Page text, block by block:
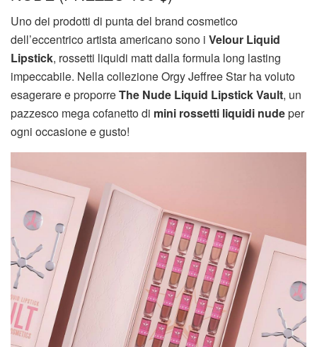
Uno dei prodotti di punta del brand cosmetico
dell’eccentrico artista americano sono i Velour Liquid
Lipstick, rossetti liquidi matt dalla formula long lasting
impeccabile. Nella collezione Orgy Jeffree Star ha voluto
esagerare e proporreThe Nude Liquid Lipstick Vault, un
pazzesco mega cofanetto di mini rossetti liquidi nudeper
ogni occasione e gusto!